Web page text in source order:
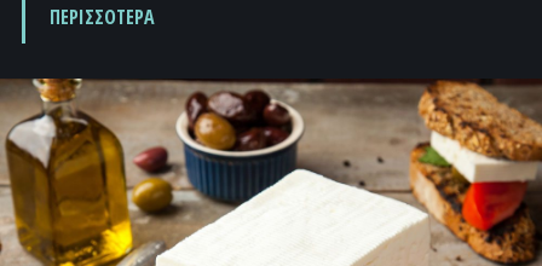
ΠΕΡΙΣΣΟΤΕΡΑ